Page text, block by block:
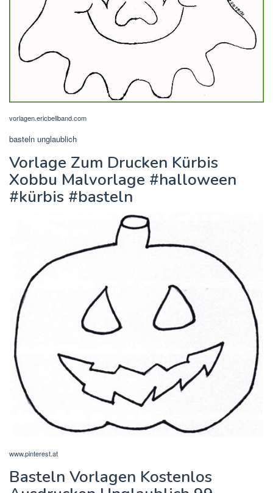
vorlagen.ericbellband.com
basteln unglaublich
Vorlage Zum Drucken Kürbis
Xobbu Malvorlage #halloween
#kürbis #basteln
www.pinterest.at
Basteln Vorlagen Kostenlos